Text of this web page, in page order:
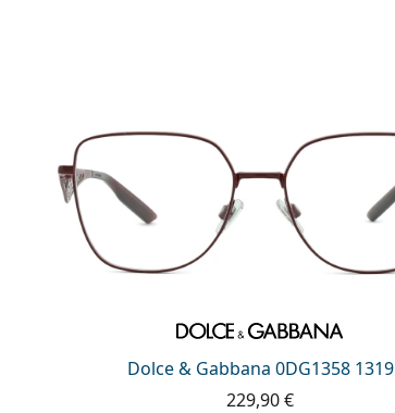
Dolce & Gabbana 0DG1358 1319
229,90 €